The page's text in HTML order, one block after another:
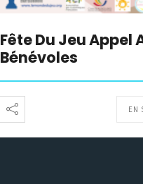
Fête Du Jeu Appel
Bénévoles
EN